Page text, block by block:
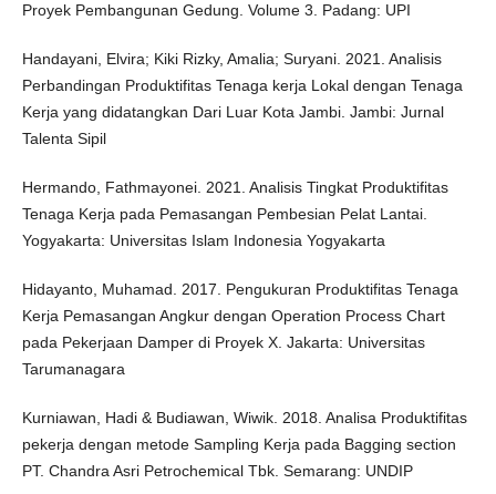
Proyek Pembangunan Gedung. Volume 3. Padang: UPI
Handayani, Elvira; Kiki Rizky, Amalia; Suryani. 2021. Analisis
Perbandingan Produktifitas Tenaga kerja Lokal dengan Tenaga
Kerja yang didatangkan Dari Luar Kota Jambi. Jambi: Jurnal
Talenta Sipil
Hermando, Fathmayonei. 2021. Analisis Tingkat Produktifitas
Tenaga Kerja pada Pemasangan Pembesian Pelat Lantai.
Yogyakarta: Universitas Islam Indonesia Yogyakarta
Hidayanto, Muhamad. 2017. Pengukuran Produktifitas Tenaga
Kerja Pemasangan Angkur dengan Operation Process Chart
pada Pekerjaan Damper di Proyek X. Jakarta: Universitas
Tarumanagara
Kurniawan, Hadi & Budiawan, Wiwik. 2018. Analisa Produktifitas
pekerja dengan metode Sampling Kerja pada Bagging section
PT. Chandra Asri Petrochemical Tbk. Semarang: UNDIP